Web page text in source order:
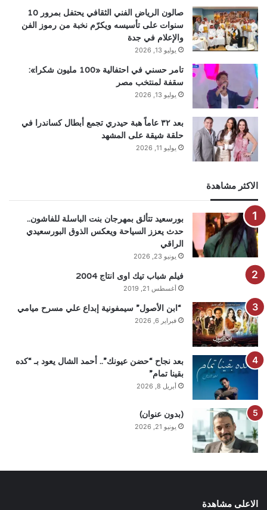
صالون الرياض الفني الثقافي يحتفل بمرور 10
سنوات على تأسيسه ويكرّم نخبة من رموز الفن
والإعلام في جدة
يوليو 13, 2026
تامر حسني في احتفالية «100 مليون شكرا»:
سقفة لمنتخب مصر
يوليو 13, 2026
بعد ٣٢ عاماً هبة حيدري تجمع أبطال كساندرا في
حلقة شيقة على المشهد
يوليو 11, 2026
الاكثر مشاهدة
بورسعيد تتألق بمهرجان بنت الباسلة للفاشون..
حدث يعزز السياحة ويعكس الذوق البورسعيدي
الراقي
يونيو 23, 2026
فيلم شباب تيك اوى انتاج 2004
أغسطس 21, 2019
“ابن الأصول” سيمفونية إبداع علي مسرح ميامي
فبراير 6, 2026
بعد نجاح “حضن عيونك”.. أحمد الشال يعود بـ “كده
بقينا تمام”
أبريل 8, 2026
(بدون عنوان)
يونيو 21, 2026
الاعلى مشاهدة